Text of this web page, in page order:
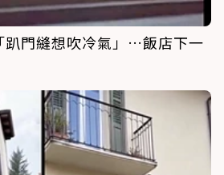
趴門縫想吹冷氣」…飯店下一